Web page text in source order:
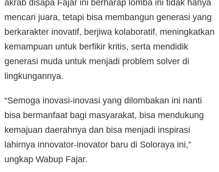
akrab disapa Fajar ini berharap lomba ini tidak hanya
mencari juara, tetapi bisa membangun generasi yang
berkarakter inovatif, berjiwa kolaboratif, meningkatkan
kemampuan untuk berfikir kritis, serta mendidik
generasi muda untuk menjadi problem solver di
lingkungannya.
“Semoga inovasi-inovasi yang dilombakan ini nanti
bisa bermanfaat bagi masyarakat, bisa mendukung
kemajuan daerahnya dan bisa menjadi inspirasi
lahirnya innovator-inovator baru di Soloraya ini,”
ungkap Wabup Fajar.